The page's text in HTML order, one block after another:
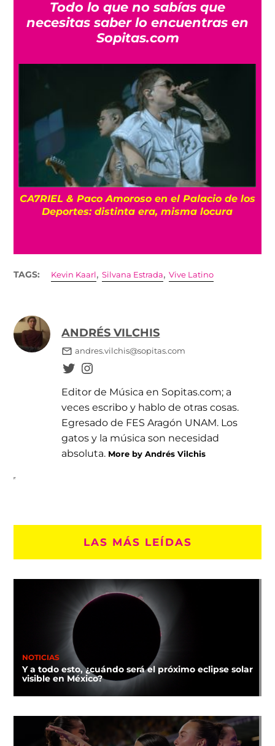
Todo lo que no sabías que
necesitas saber lo encuentras en
Sopitas.com
ENTREVISTA La despedida de Big Big Love:
Un último show en la Ciudad de México
TAGS: Kevin Kaarl,Silvana Estrada,Vive Latino
ANDRÉS VILCHIS
andres.vilchis@sopitas.com
Editor de Música en Sopitas.com; a
veces escribo y hablo de otras cosas.
Egresado de FES Aragón UNAM. Los
gatos y la música son necesidad
absoluta. More by Andrés Vilchis
LAS MÁS LEÍDAS
NOTICIAS
Y a todo esto, ¿cuándo será el próximo eclipse solar
visible en México?